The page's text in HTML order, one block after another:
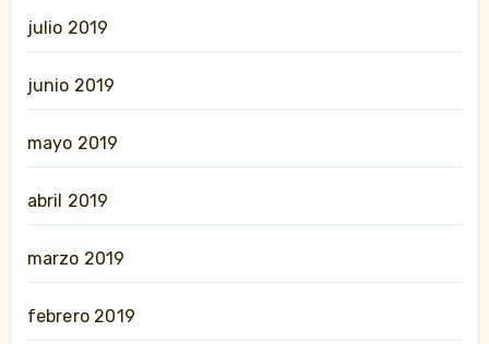
julio 2019
junio 2019
mayo 2019
abril 2019
marzo 2019
febrero 2019